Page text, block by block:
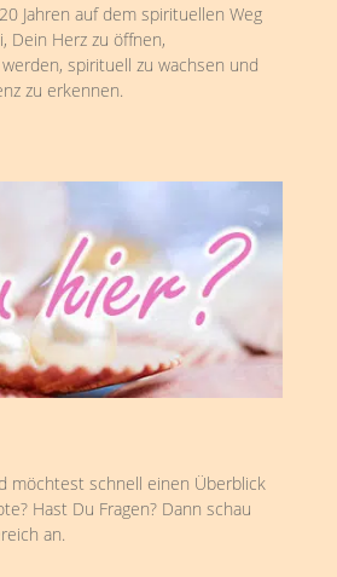
Jahren auf dem spirituellen Weg
Dein Herz zu öffnen,
spirituell zu wachsen und
zu erkennen.
möchtest schnell einen Überblick
Hast Du Fragen? Dann schau
an.